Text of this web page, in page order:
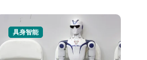
具身智能